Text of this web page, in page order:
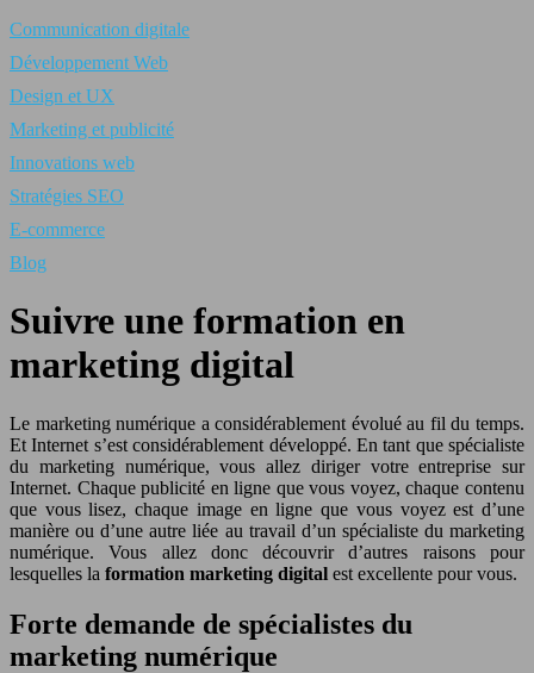
Communication digitale
Développement Web
Design et UX
Marketing et publicité
Innovations web
Stratégies SEO
E-commerce
Blog
Suivre une formation en
marketing digital
Le marketing numérique a considérablement évolué au fil du temps.
Et Internet s’est considérablement développé. En tant que spécialiste
du marketing numérique, vous allez diriger votre entreprise sur
Internet. Chaque publicité en ligne que vous voyez, chaque contenu
que vous lisez, chaque image en ligne que vous voyez est d’une
manière ou d’une autre liée au travail d’un spécialiste du marketing
numérique. Vous allez donc découvrir d’autres raisons pour
lesquelles la formation marketing digital est excellente pour vous.
Forte demande de spécialistes du
marketing numérique